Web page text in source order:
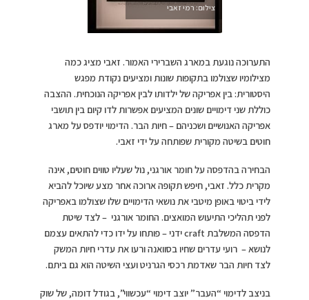
צילום: רמי זאבי
התערוכה נוגעת במארג השברירי האמור. זאבי מציג כמה
מצילומיו שצולמו בתקופות שונות ומציעים נקודת מפגש
היסטורית: בין אפריקה של ילדותו לבין אפריקה הנוכחית. ההצבה
כוללת שני דימויים שונים המציעים אפשרות לדו קיום בין תושבי
אפריקה האנושיים ושכניהם – חיות הבר. הדימוי יודפס על מארג
חוטים בשיטה מקורית שפותחה על ידי זאבי.
הבחירה בהדפסה על חומר אורגני, נול שעליו טווים חוטים, אינה
מקרית כלל. זאבי, חיפש תקופה ארוכה אחר מצע שיוכל להביא
לידי ביטוי באופן מיטבי את נושאי הדימויים שלו שצולמו באפריקה
לפני תהליכי התיעוש המואצים. החומר אורגני – לצד שיטת
הדפסה המשלבת craft ידני – פותחו על ידו כדי להתאים עצמם
לנושא – רועי עדרים שחיו בסוואנה ורעו את עדרי חיות המשק
לצד חיות הבר שאדמת רכסי הגרניט ועצי השיטה הוא גם ביתם.
בניצב לדימוי “העבר” יוצב דימוי “עכשווי”, בגודל דומה, של שוק